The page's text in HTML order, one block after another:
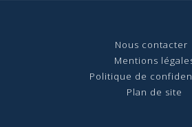
Nous contacter
Mentions
Politique de
Plan de site